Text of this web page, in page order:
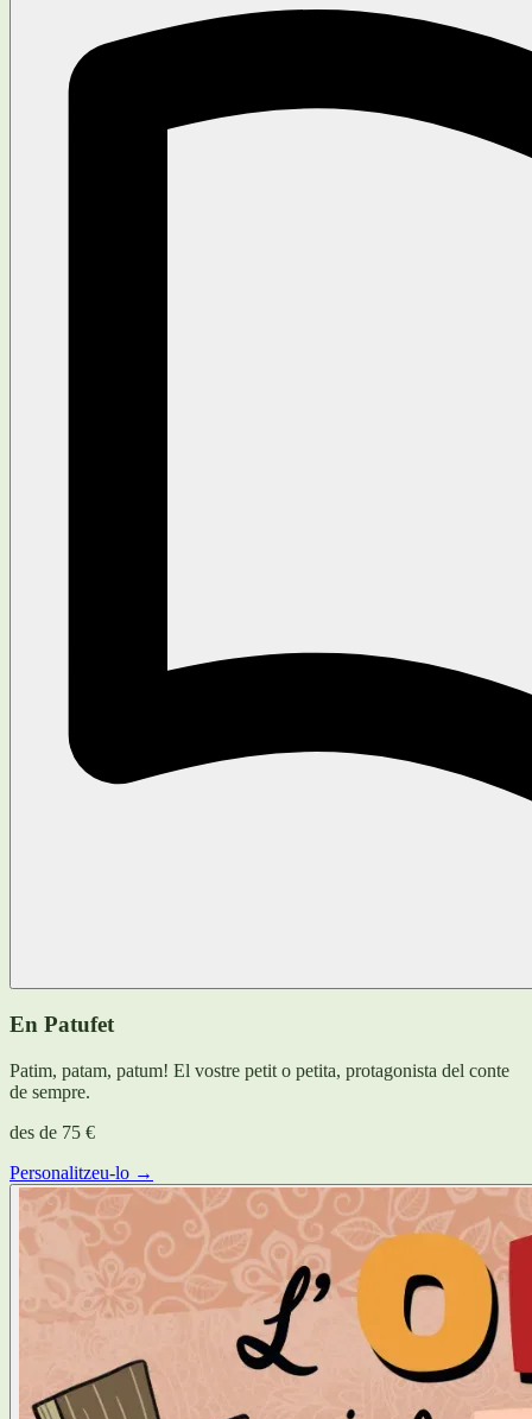
En Patufet
Patim, patam, patum! El vostre petit o petita, protagonista del conte
de sempre.
des de 75 €
Personalitzeu-lo →